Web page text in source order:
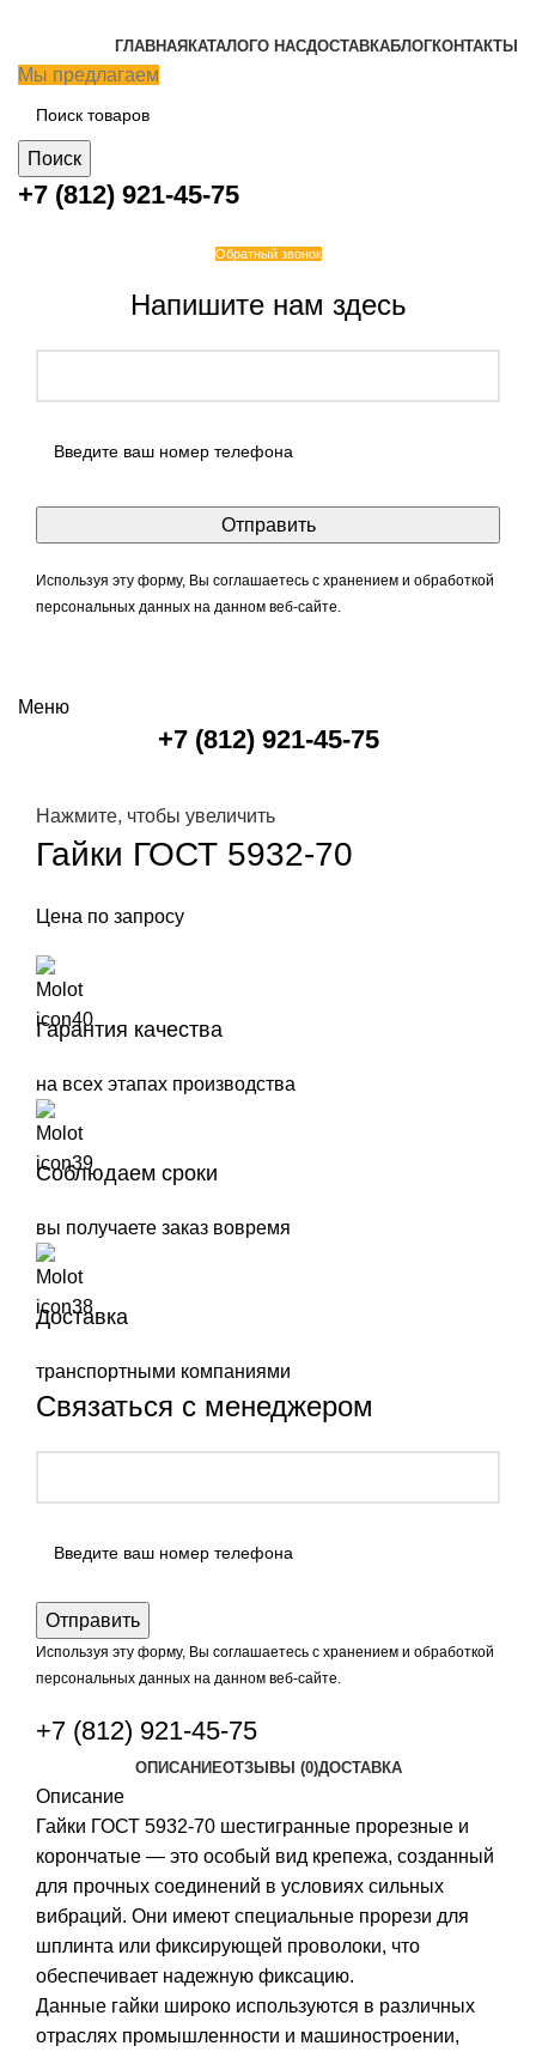
ГЛАВНАЯ КАТАЛОГО НАСДОСТАВКАБЛОГКОНТАКТЫ
Мы предлагаем
Поиск
+7 (812) 921-45-75
Обратный звонок
Напишите нам здесь
Используя эту форму, Вы соглашаетесь с хранением и обработкой
персональных данных на данном веб-сайте.
Меню
+7 (812) 921-45-75
Нажмите, чтобы увеличить
Гайки ГОСТ 5932-70
Цена по запросу
Гарантия качества
на всех этапах производства
Соблюдаем сроки
вы получаете заказ вовремя
Доставка
транспортными компаниями
Связаться с менеджером
Используя эту форму, Вы соглашаетесь с хранением и обработкой
персональных данных на данном веб-сайте.
+7 (812) 921-45-75
ОПИСАНИЕОТЗЫВЫ (0)ДОСТАВКА
Описание
Гайки ГОСТ 5932-70 шестигранные прорезные и
корончатые — это особый вид крепежа, созданный
для прочных соединений в условиях сильных
вибраций. Они имеют специальные прорези для
шплинта или фиксирующей проволоки, что
обеспечивает надежную фиксацию.
Данные гайки широко используются в различных
отраслях промышленности и машиностроении,